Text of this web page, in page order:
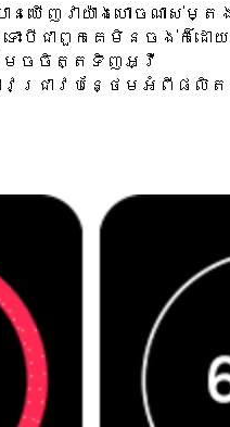
ញវាយ៉ាងហោចណាស់ម្តង ល
ទោះបីជាពួកគេមិនចង់ក៏ដោ
ម្រេចចិត្តទិញអ្វី
ស្រាវជ្រាវបន្ថែមអំពីផ